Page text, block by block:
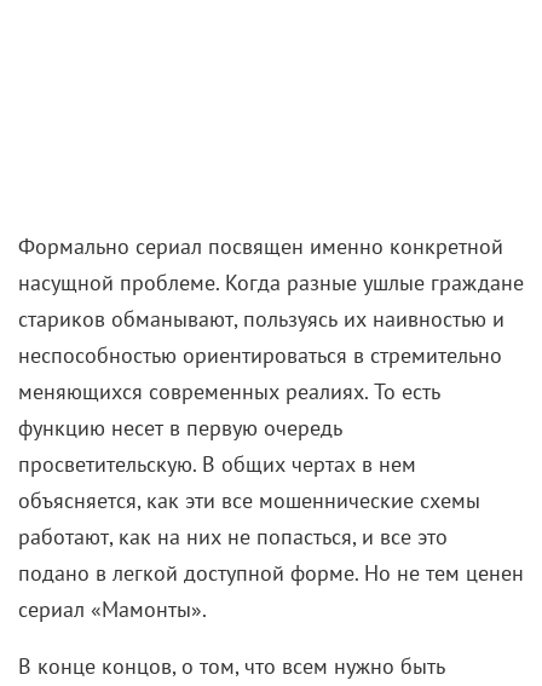
Формально сериал посвящен именно конкретной
насущной проблеме. Когда разные ушлые граждане
стариков обманывают, пользуясь их наивностью и
неспособностью ориентироваться в стремительно
меняющихся современных реалиях. То есть
функцию несет в первую очередь
просветительскую. В общих чертах в нем
объясняется, как эти все мошеннические схемы
работают, как на них не попасться, и все это
подано в легкой доступной форме. Но не тем ценен
сериал «Мамонты».
В конце концов, о том, что всем нужно быть